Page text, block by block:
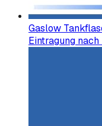
Gaslow
Eintragung